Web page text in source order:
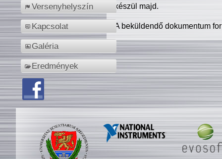
Versenyhelyszín
Kapcsolat
Galéria
Eredmények
készül majd.
A beküldendő dokumentum